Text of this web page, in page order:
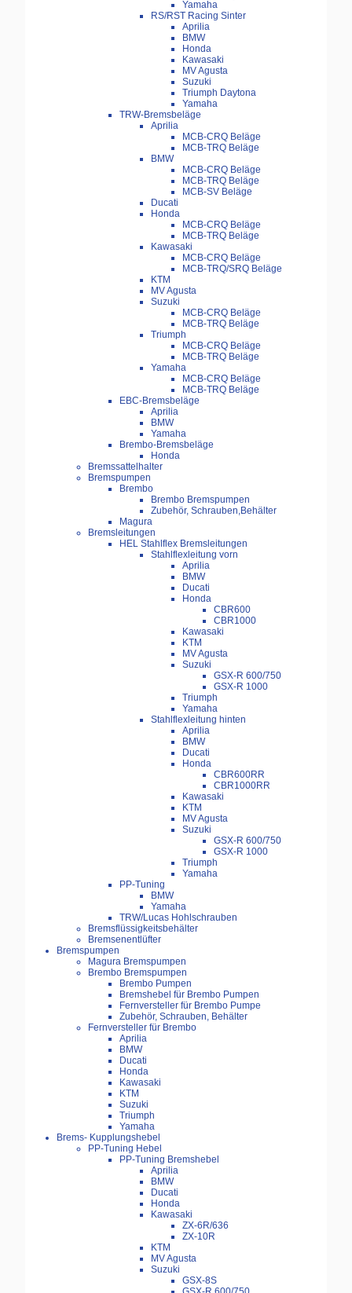
Yamaha
RS/RST Racing Sinter
Aprilia
BMW
Honda
Kawasaki
MV Agusta
Suzuki
Triumph Daytona
Yamaha
TRW-Bremsbeläge
Aprilia
MCB-CRQ Beläge
MCB-TRQ Beläge
BMW
MCB-CRQ Beläge
MCB-TRQ Beläge
MCB-SV Beläge
Ducati
Honda
MCB-CRQ Beläge
MCB-TRQ Beläge
Kawasaki
MCB-CRQ Beläge
MCB-TRQ/SRQ Beläge
KTM
MV Agusta
Suzuki
MCB-CRQ Beläge
MCB-TRQ Beläge
Triumph
MCB-CRQ Beläge
MCB-TRQ Beläge
Yamaha
MCB-CRQ Beläge
MCB-TRQ Beläge
EBC-Bremsbeläge
Aprilia
BMW
Yamaha
Brembo-Bremsbeläge
Honda
Bremssattelhalter
Bremspumpen
Brembo
Brembo Bremspumpen
Zubehör, Schrauben,Behälter
Magura
Bremsleitungen
HEL Stahlflex Bremsleitungen
Stahlflexleitung vorn
Aprilia
BMW
Ducati
Honda
CBR600
CBR1000
Kawasaki
KTM
MV Agusta
Suzuki
GSX-R 600/750
GSX-R 1000
Triumph
Yamaha
Stahlflexleitung hinten
Aprilia
BMW
Ducati
Honda
CBR600RR
CBR1000RR
Kawasaki
KTM
MV Agusta
Suzuki
GSX-R 600/750
GSX-R 1000
Triumph
Yamaha
PP-Tuning
BMW
Yamaha
TRW/Lucas Hohlschrauben
Bremsflüssigkeitsbehälter
Bremsenentlüfter
Bremspumpen
Magura Bremspumpen
Brembo Bremspumpen
Brembo Pumpen
Bremshebel für Brembo Pumpen
Fernversteller für Brembo Pumpe
Zubehör, Schrauben, Behälter
Fernversteller für Brembo
Aprilia
BMW
Ducati
Honda
Kawasaki
KTM
Suzuki
Triumph
Yamaha
Brems- Kupplungshebel
PP-Tuning Hebel
PP-Tuning Bremshebel
Aprilia
BMW
Ducati
Honda
Kawasaki
ZX-6R/636
ZX-10R
KTM
MV Agusta
Suzuki
GSX-8S